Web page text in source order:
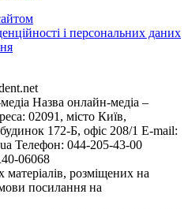
і персональних даних
Назва онлайн-медіа –
02091, місто Київ,
172-Б, офіс 208/1 E-mail:
Телефон: 044-205-43-00
06068
розміщених на
посилання на